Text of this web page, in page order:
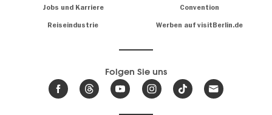
Jobs und Karriere Convention
Reiseindustrie Werben auf visitBerlin.de
für Sie da.
Tickets
Wir haben den
Insidertipps
Folgen Sie uns